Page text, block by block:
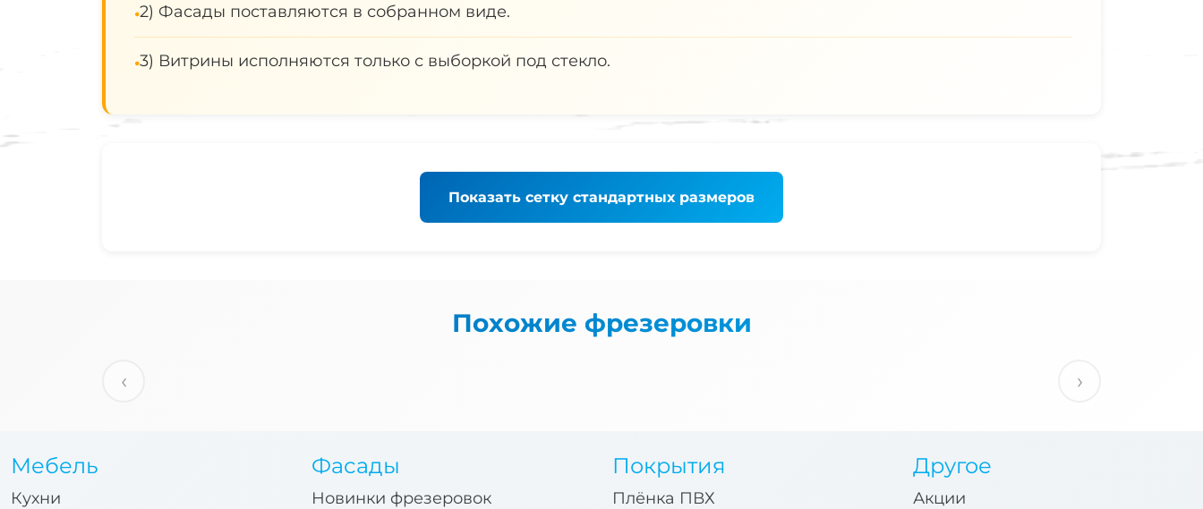
•2) Фасады поставляются в собранном виде.
•3) Витрины исполняются только с выборкой под стекло.
Показать сетку стандартных размеров
Похожие фрезеровки
‹ ›
Мебель
Кухни
Фасады
Новинки фрезеровок
Покрытия
Плёнка ПВХ
Другое
Акции